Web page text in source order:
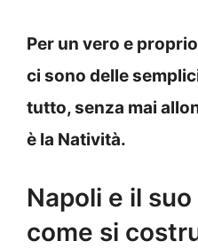
Per un vero e
ci sono delle
tutto, senza mai
è la Natività.
Napoli e il
come si